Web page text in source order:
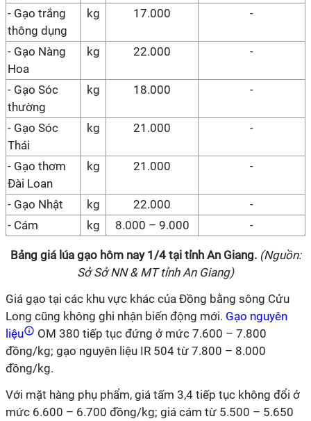
- Gạo trắng
thông dụng
kg 17.000 -
- Gạo Nàng
Hoa
kg 22.000 -
- Gạo Sóc
thường
kg 18.000 -
- Gạo Sóc
Thái
kg 21 .000 -
- Gạo thơm
Đài Loan
kg 21.000 -
- Gạo Nhật kg 22.000
-
- Cám
kg 8.000 – 9.000 -
Bảng giá lúa gạo hôm nay 1/4tại tỉnh An Giang. (Nguồn:
SởSở NN & MT tỉnh An Giang)
Giá gạo tại các khu vực khác của Đồng bằng sông Cửu
Long cũng không ghi nhận biến động mới. Gạo nguyên
liệu
OM 380 tiếp tục đứng ở mức 7.600 – 7.800
đồng/kg; gạo nguyên liệu IR 504 từ 7.800 – 8.000
đồng/kg.
Với mặt hàng phụ phẩm, giá tấm 3,4 tiếp tục không đổi ở
mức 6.600 – 6.700 đồng/kg; giá cám từ 5.500 – 5.650